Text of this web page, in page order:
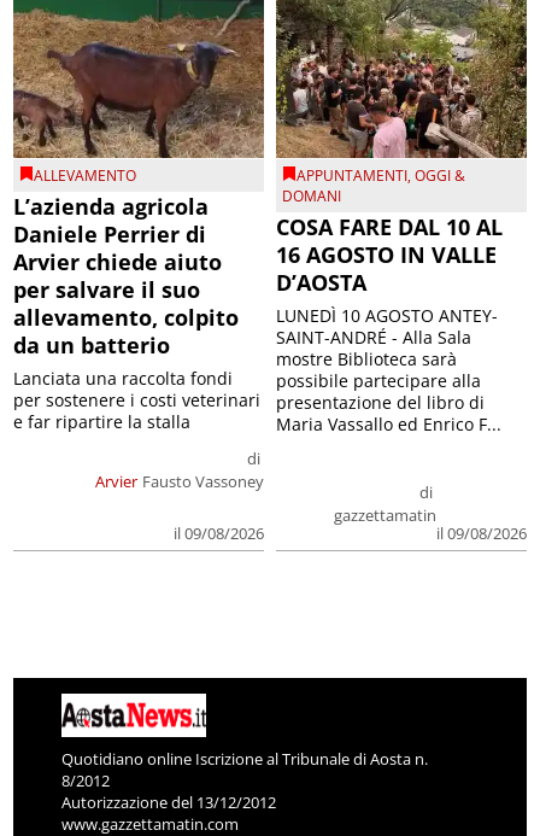
ALLEVAMENTO
L’azienda agricola
Daniele Perrier di
Arvier chiede aiuto
per salvare il suo
allevamento, colpito
da un batterio
Arvier
di
Fausto Vassoney
il 09/08/2026
Lanciata una raccolta fondi
per sostenere i costi veterinari
e far ripartire la stalla
APPUNTAMENTI,OGGI &
DOMANI
COSA FARE DAL 10 AL
16 AGOSTO IN VALLE
D’AOSTA
di
gazzettamatin
il 09/08/2026
LUNEDÌ 10 AGOSTO ANTEY-
SAINT-ANDRÉ - Alla Sala
mostre Biblioteca sarà
possibile partecipare alla
presentazione del libro di
Maria Vassallo ed Enrico F...
Quotidiano online Iscrizione al Tribunale di Aosta n.
8/2012
Autorizzazione del 13/12/2012
www.gazzettamatin.com